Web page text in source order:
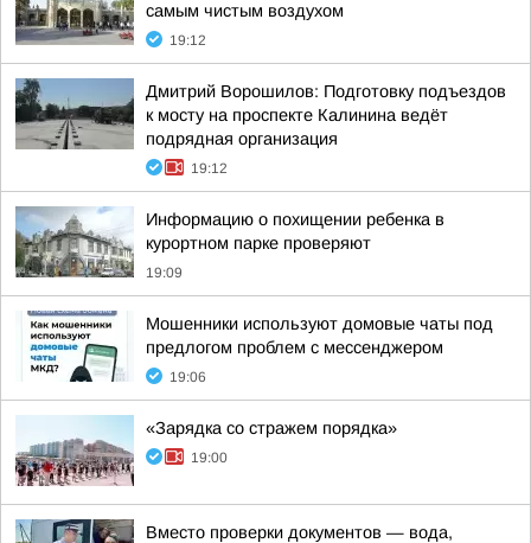
самым чистым воздухом
19:12
Дмитрий Ворошилов: Подготовку подъездов
к мосту на проспекте Калинина ведёт
подрядная организация
19:12
Информацию о похищении ребенка в
курортном парке проверяют
19:09
Мошенники используют домовые чаты под
предлогом проблем с мессенджером
19:06
«Зарядка со стражем порядка»
19:00
Вместо проверки документов — вода,